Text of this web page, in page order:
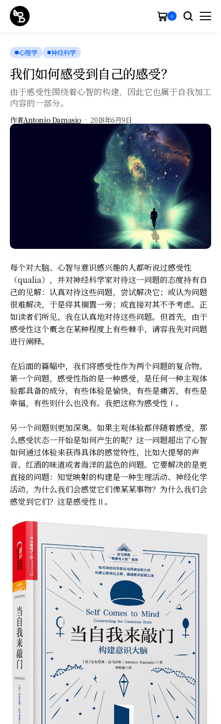
0
心理学 神经科学
我们如何感受到自己的感受？
由于感受性围绕着心智的构建，因此它也属于自我加工
内容的一部分。
作者Antonio Damasio 2018年6月9日
每个对大脑、心智与意识感兴趣的人都听说过感受性
（qualia），并对神经科学家对待这一问题的态度持有自
己的见解：认真对待这些问题，尝试解决它；或认为问题
很难解决，于是将其搁置一旁；或直接对其不予考虑。正
如读者们所见，我在认真地对待这些问题。但首先，由于
感受性这个概念在某种程度上有些棘手，请容我先对问题
进行阐释。
在后面的篇幅中，我们将感受性作为两个问题的复合物。
第一个问题，感受性指的是一种感受，是任何一种主观体
验都具备的成分，有些体验是愉快，有些是痛苦，有些是
幸福，有些则什么也没有。我把这称为感受性Ⅰ。
另一个问题则更加深奥。如果主观体验都伴随着感受，那
么感受状态一开始是如何产生的呢？这一问题超出了心智
如何通过体验来获得具体的感觉特性，比如大提琴的声
音、红酒的味道或者海洋的蓝色的问题。它要解决的是更
直接的问题：知觉映射的构建是一种生理活动、神经化学
活动，为什么我们会感觉它们像某某事物？为什么我们会
感觉到它们？这是感受性Ⅱ。